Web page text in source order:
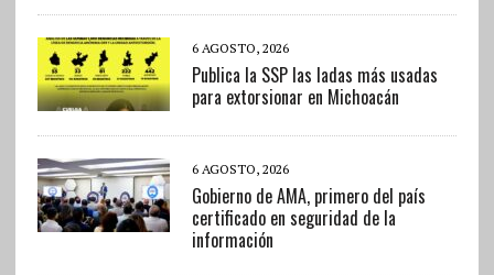
6 AGOSTO, 2026
Publica la SSP las ladas más usadas
para extorsionar en Michoacán
6 AGOSTO, 2026
Gobierno de AMA, primero del país
certificado en seguridad de la
información